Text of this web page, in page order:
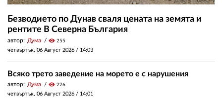
Безводието по Дунав сваля цената на земята и
рентите В Северна България
автор: Дума visibility 255
четвъртък, 06 Август 2026 / 14:03
Всяко трето заведение на морето е с нарушения
автор: Дума visibility 226
четвъртък, 06 Август 2026 / 14:01